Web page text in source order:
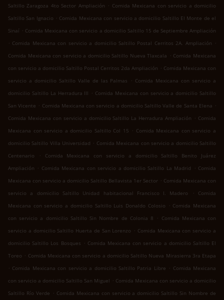
Saltillo Zaragoza 4to Sector Ampliación . Comida Mexicana con servicio a domicilio
Saltillo San Ignacio . Comida Mexicana con servicio a domicilio Saltillo El Monte de el
Sinaí . Comida Mexicana con servicio a domicilio Saltillo 15 de Septiembre Ampliación
. Comida Mexicana con servicio a domicilio Saltillo Postal Cerritos 2A. Ampliación .
Comida Mexicana con servicio a domicilio Saltillo Nueva Tlaxcala . Comida Mexicana
con servicio a domicilio Saltillo Postal Cerritos 2da Ampliación . Comida Mexicana con
servicio a domicilio Saltillo Valle de las Palmas
. Comida Mexicana con servicio a
domicilio Saltillo La Herradura III . Comida Mexicana con servicio a domicilio Saltillo
San Vicente . Comida Mexicana con servicio a domicilio Saltillo Valle de Santa Elena .
Comida Mexicana con servicio a domicilio Saltillo La Herradura Ampliación . Comida
Mexicana con servicio a domicilio Saltillo Col 15 . Comida Mexicana con servicio a
domicilio Saltillo Villa Universidad . Comida Mexicana con servicio a domicilio Saltillo
Centenario
.
Comida Mexicana con servicio a domicilio Saltillo Benito Juárez
Ampliación . Comida Mexicana con servicio a domicilio Saltillo La Madrid . Comida
Mexicana con servicio a domicilio Saltillo Bellavista 1er Sector . Comida Mexicana con
servicio a domicilio Saltillo Unidad habitacional Francisco I. Madero
.
Comida
Mexicana con servicio a domicilio Saltillo Luis Donaldo Colosio
. Comida Mexicana
con servicio a domicilio Saltillo Sin Nombre de Colonia 8
. Comida Mexicana con
servicio a domicilio Saltillo Huerta de San Lorenzo . Comida Mexicana con servicio a
domicilio Saltillo Los Bosques . Comida Mexicana con servicio a domicilio Saltillo El
Toreo . Comida Mexicana con servicio a domicilio Saltillo Nueva Mirasierra 3ra Etapa
. Comida Mexicana con servicio a domicilio Saltillo Patria Libre . Comida Mexicana
con servicio a domicilio Saltillo San Miguel . Comida Mexicana con servicio a domicilio
Saltillo Río Verde . Comida Mexicana con servicio a domicilio Saltillo Sin Nombre de